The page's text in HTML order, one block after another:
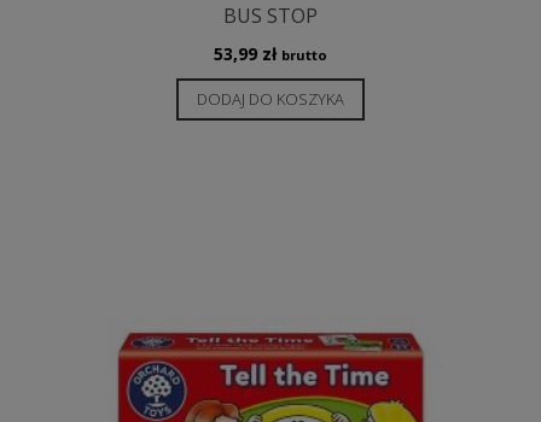
BUS STOP
53,99 zł brutto
DODAJ DO KOSZYKA